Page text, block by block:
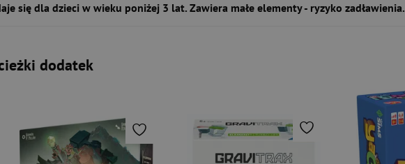
się dla dzieci w wieku poniżej 3 lat. Zawiera małe elementy - ryzyko zadławienia.
dodatek